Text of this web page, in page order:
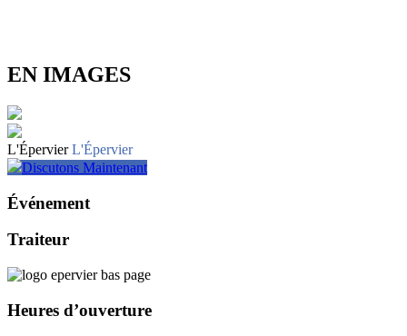
EN IMAGES
L'Épervier L'Épervier
Discutons Maintenant
Événement
Traiteur
Heures d’ouverture